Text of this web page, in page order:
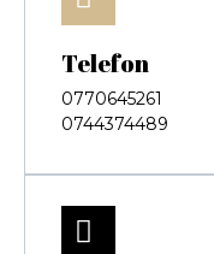
Telefon
0770645261
0744374489